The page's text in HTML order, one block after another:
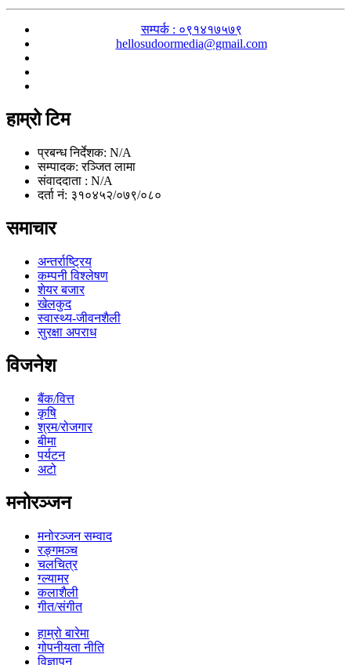
सम्पर्क : ०९१४१७५७९
hellosudoormedia@gmail.com
हाम्रो टिम
प्रबन्ध निर्देशक: N/A
सम्पादक: रञ्जित लामा
संवाददाता : N/A
दर्ता नं: ३१०४५२/०७९/०८०
समाचार
अन्तर्राष्ट्रिय
कम्पनी विश्लेषण
शेयर बजार
खेलकुद
स्वास्थ्य-जीवनशैली
सुरक्षा अपराध
विजनेश
बैंक/वित्त
कृषि
श्रम/रोजगार
बीमा
पर्यटन
अटो
मनोरञ्जन
मनोरञ्जन सम्वाद
रङ्गमञ्च
चलचित्र
ग्ल्यामर
कलाशैली
गीत/संगीत
हाम्रो बारेमा
गोपनीयता नीति
विज्ञापन